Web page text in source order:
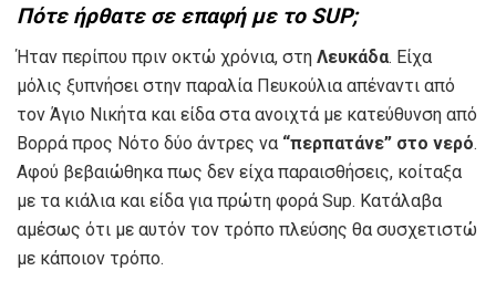
Πότε ήρθατε σε επαφή με το SUP;
Ήταν περίπου πριν οκτώ χρόνια, στη Λευκάδα. Είχα
μόλις ξυπνήσει στην παραλία Πευκούλια απέναντι από
τον Άγιο Νικήτα και είδα στα ανοιχτά με κατεύθυνση από
Βορρά προς Νότο δύο άντρες να “περπατάνε” στο νερό.
Αφού βεβαιώθηκα πως δεν είχα παραισθήσεις, κοίταξα
με τα κιάλια και είδα για πρώτη φορά Sup. Κατάλαβα
αμέσως ότι με αυτόν τον τρόπο πλεύσης θα συσχετιστώ
με κάποιον τρόπο.